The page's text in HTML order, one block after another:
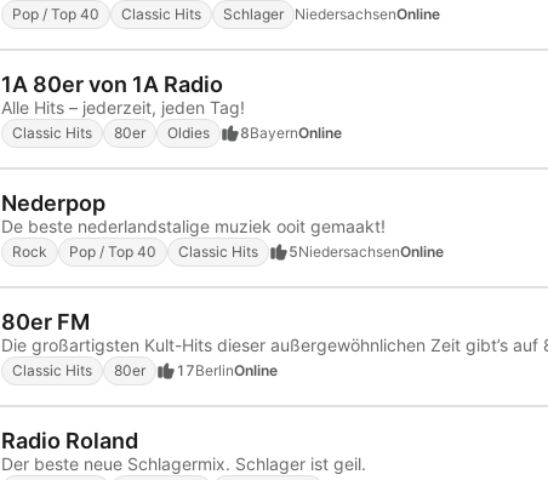
Pop / Top 40 Classic Hits Schlager NiedersachsenOnline
1A 80er von 1A Radio
Alle Hits – jederzeit, jeden Tag!
Classic Hits 80er Oldies 8BayernOnline
Nederpop
De beste nederlandstalige muziek ooit gemaakt!
Rock Pop / Top 40 Classic Hits 5NiedersachsenOnline
80er FM
Classic Hits 80er 17BerlinOnline
Radio Roland
Der beste neue Schlagermix. Schlager ist geil.